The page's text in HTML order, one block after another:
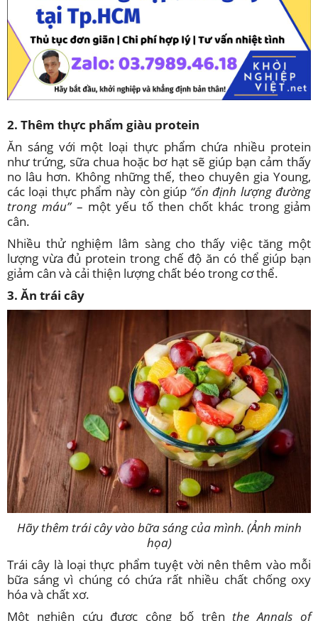
2. Thêm thực phẩm giàu protein
Ăn sáng với một loại thực phẩm chứa nhiều protein
như trứng, sữa chua hoặc bơ hạt sẽ giúp bạn cảm thấy
no lâu hơn. Không những thế, theo chuyên gia Young,
các loại thực phẩm này còn giúp “ổn định lượng đường
trong máu”– một yếu tố then chốt khác trong giảm
cân.
Nhiều thử nghiệm lâm sàng cho thấy việc tăng một
lượng vừa đủ protein trong chế độ ăn có thể giúp bạn
giảm cân và cải thiện lượng chất béo trong cơ thể.
3. Ăn trái cây
Hãy thêm trái cây vào bữa sáng của mình. (Ảnh minh
họa)
Trái cây là loại thực phẩm tuyệt vời nên thêm vào mỗi
bữa sáng vì chúng có chứa rất nhiều chất chống oxy
hóa và chất xơ.
Một nghiên cứu được công bố trênthe Annals of